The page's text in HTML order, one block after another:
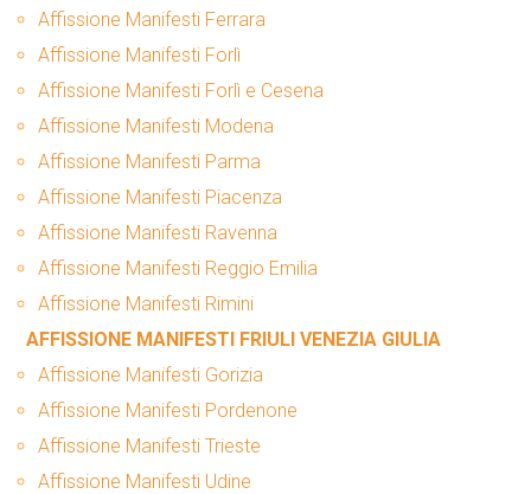
Affissione Manifesti Ferrara
Affissione Manifesti Forlì
Affissione Manifesti Forlì e Cesena
Affissione Manifesti Modena
Affissione Manifesti Parma
Affissione Manifesti Piacenza
Affissione Manifesti Ravenna
Affissione Manifesti Reggio Emilia
Affissione Manifesti Rimini
AFFISSIONE MANIFESTI FRIULI VENEZIA GIULIA
Affissione Manifesti Gorizia
Affissione Manifesti Pordenone
Affissione Manifesti Trieste
Affissione Manifesti Udine